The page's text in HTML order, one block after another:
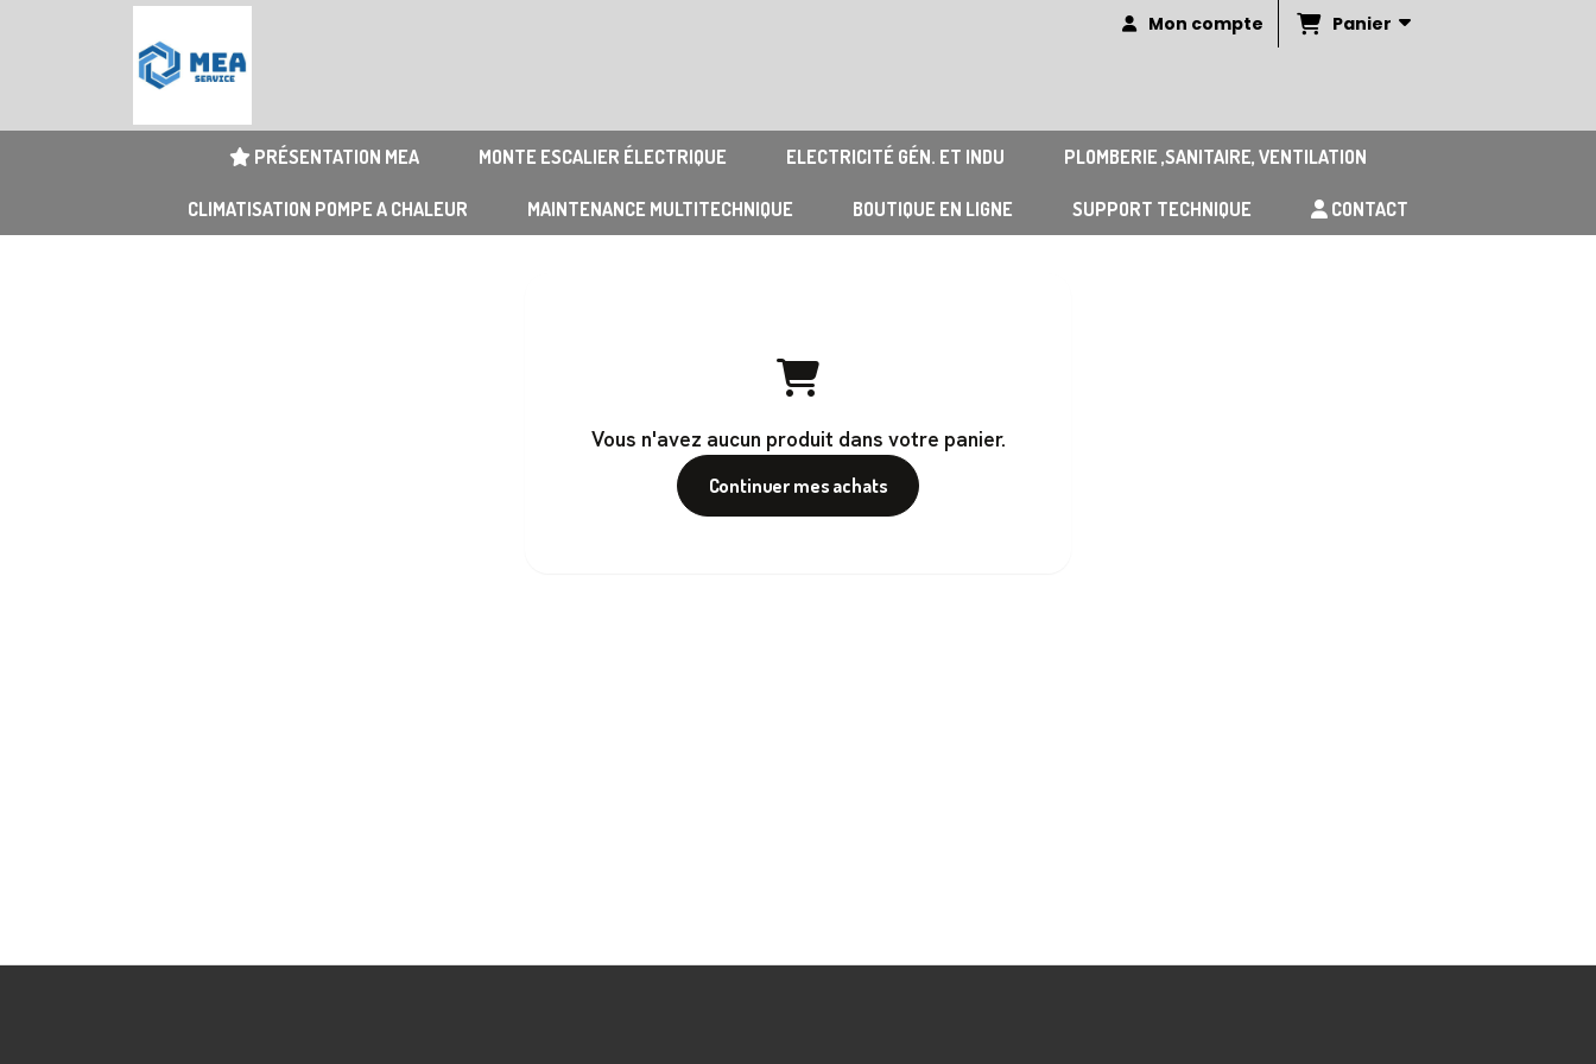
Mon compte Panier
PRÉSENTATION MEA MONTE ESCALIER ÉLECTRIQUE ELECTRICITÉ GÉN. ET INDU PLOMBERIE ,SANITAIRE, VENTILATION
CLIMATISATION POMPE A CHALEUR MAINTENANCE MULTITECHNIQUE BOUTIQUE EN LIGNE SUPPORT TECHNIQUE CONTACT
Vous n'avez aucun produit dans votre panier.
Continuer mes achats